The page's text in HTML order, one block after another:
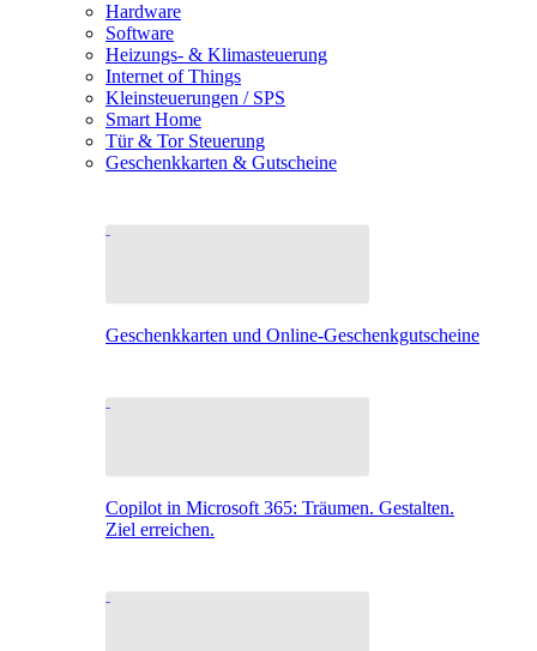
Hardware
Software
Heizungs- & Klimasteuerung
Internet of Things
Kleinsteuerungen / SPS
Smart Home
Tür & Tor Steuerung
Geschenkkarten & Gutscheine
Geschenkkarten und Online-Geschenkgutscheine
Copilot in Microsoft 365: Träumen. Gestalten.
Ziel erreichen.